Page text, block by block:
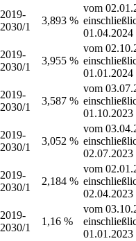
2019-
2030/1
3,893 %
vom
01.04.2024
2019-
2030/1
3,955 %
vom
01.01.2024
2019-
2030/1
3,587 %
vom
01.10.2023
2019-
2030/1
3,052 %
vom
02.07.2023
2019-
2030/1
2,184 %
vom
02.04.2023
2019-
2030/1
1,16 %
vom
01.01.2023